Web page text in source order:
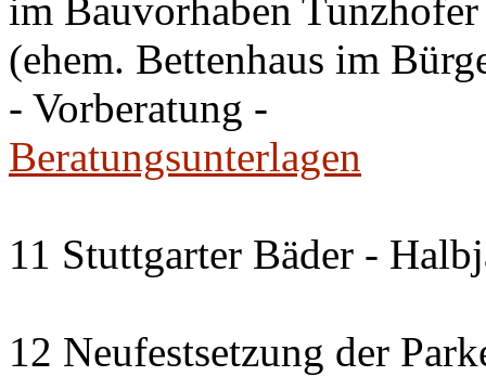
im Bauvorhaben
(ehem. Bettenhaus im
- Vorberatung -
Beratungsunterlagen
11 Stuttgarter Bäder -
12 Neufestsetzung der